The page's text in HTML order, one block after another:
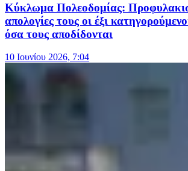
Κύκλωμα Πολεοδομίας:
απολογίες τους οι έξι
όσα τους αποδίδονται
10 Ιουνίου 2026, 7:04